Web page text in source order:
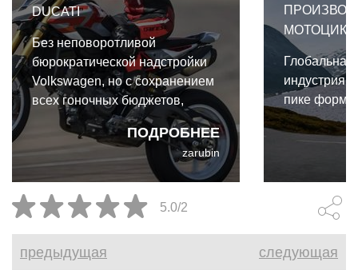
DUCATI
ПОДРОБНЕЕ
Без неповоротливой
бюрократической надстройки
Volkswagen, но с сохранением
всех гоночных бюджетов,
Ducati вполне способна
расцвести как независимый
игрок.
zarubin
Глобальная
индустрия
пике
5.0/2
предыдущая следующая